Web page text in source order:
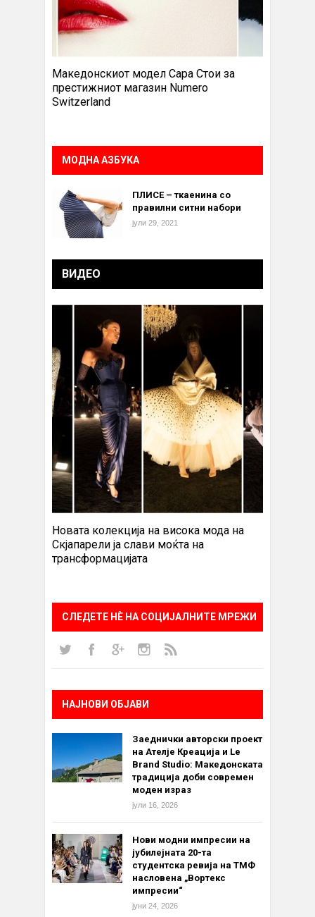
Македонскиот модел Сара Стои за
престижниот магазин Numero
Switzerland
МОДНА АЗБУКА
ПЛИСЕ – ткаенина со
правилни ситни набори
јули 29, 2021
ВИДЕО
Новата колекција на висока мода на
Скјапарели ја слави моќта на
трансформацијата
СЛЕДЕТЕ НÈ НА СОЦИЈАЛНИТЕ МРЕЖИ
НАЈНОВИ ОБЈАВИ
Заеднички авторски проект
на Ателје Креација и Le
Brand Studio: Македонската
традиција доби современ
моден израз
јули 16, 2026
Нови модни импресии на
јубилејната 20-та
студентска ревија на ТМФ
насловена „Вортекс
импресии“
јуни 24, 2026